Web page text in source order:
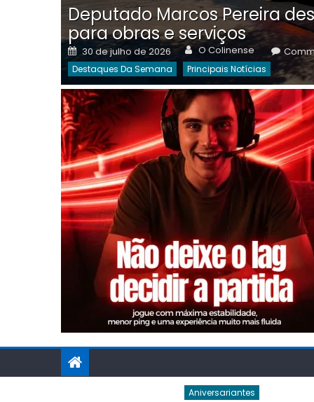
Deputado Marcos Pereira
para obras e serviços
Posted
on
30 de julho de 2026 Author
O Colinense
Destaques Da Semana Principais Notícias
Aniversariantes